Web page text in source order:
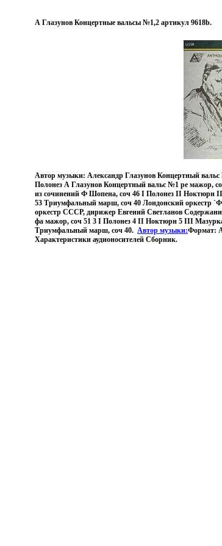
А Глазунов Концертные вальсы №1,2 артикул 9618b.
Автор музыки: Александр Глазунов Концертный
Полонез А Глазунов Концертный вальс №1 ре мажор,
из сочинений Ф Шопена, соч 46 I Полонез II Ноктюрн
53 Триумфальный марш, соч 40 Лондонский оркестр
оркестр СССР, дирижер Евгений Светланов
фа мажор, соч 51 3 I Полонез 4 II Ноктюрн 5 III
Триумфальный марш, соч 40. Автор музыки:Формат:
Характеристики аудионосителей Сборник.